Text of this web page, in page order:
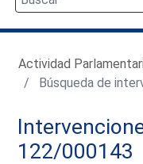
Actividad
Búsqueda de
122/000143